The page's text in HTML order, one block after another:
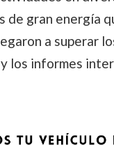
de gran energía
a superar
los informes